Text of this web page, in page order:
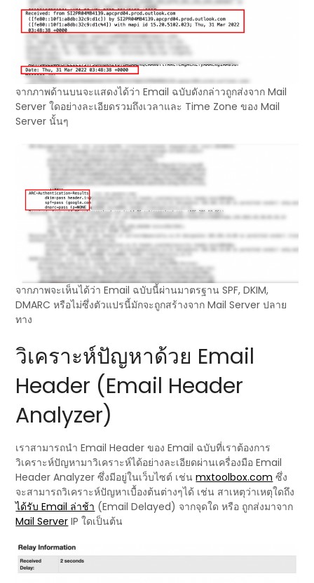
จากภาพด้านบนจะแสดงได้ว่า Email ฉบับดังกล่าวถูกส่งจาก Mail
Server ใดอย่างละเอียดรวมถึงเวลาและ Time Zone ของ Mail
Server นั้นๆ
จากภาพจะเห็นได้ว่า Email ฉบับนี้ผ่านมาตรฐาน SPF, DKIM,
DMARC หรือไม่ซึ่งตัวแปรนี้มักจะถูกสร้างจาก Mail Server ปลาย
ทาง
วิเคราะห์ปัญหาด้วย Email
Header (Email Header
Analyzer)
เราสามารถนำ Email Header ของ Email ฉบับที่เราต้องการ
วิเคราะห์ปัญหามาวิเคราะห์ได้อย่างละเอียดผ่านเครื่องมือ Email
Header Analyzer ซึ่งมีอยู่ในเว็บไซต์ เช่นmxtoolbox.com ซึ่ง
จะสามารถวิเคราะห์ปัญหาเบื้องต้นต่างๆได้ เช่น สาเหตุว่าเหตุใดถึง
ได้รับ Email ล่าช้า (Email Delayed) จากจุดใด หรือ ถูกส่งมาจาก
Mail Server IP ใดเป็นต้น